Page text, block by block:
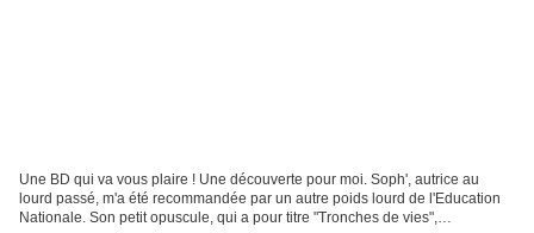
Une BD qui va vous plaire ! Une découverte pour moi. Soph', autrice au
lourd passé, m'a été recommandée par un autre poids lourd de l'Education
Nationale. Son petit opuscule, qui a pour titre "Tronches de vies",